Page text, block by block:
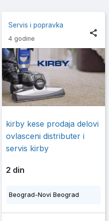
Servis i popravka
4 godine
kirby kese prodaja delovi
ovlasceni distributer i
servis kirby
2 din
Beograd-Novi Beograd